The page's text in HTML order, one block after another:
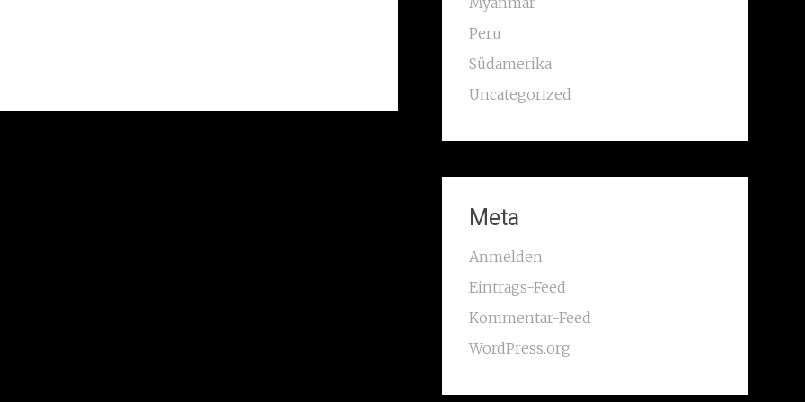
Peru
Südamerika
Uncategorized
Meta
Anmelden
Eintrags-Feed
Kommentar-Feed
WordPress.org